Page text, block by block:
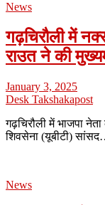
News
गढ़चिरौली में
राउत ने की
January 3, 2025
Desk Takshakapost
गढ़चिरौली में भाजपा
शिवसेना (यूबीटी)
News